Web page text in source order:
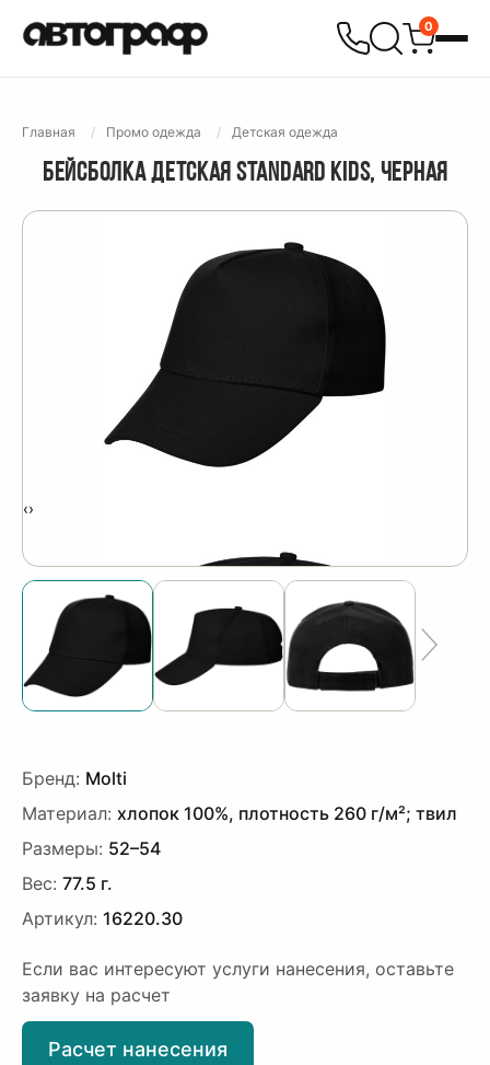
0
Главная Промо одежда Детская одежда
БЕЙСБОЛКА ДЕТСКАЯ STANDARD KIDS, ЧЕРНАЯ
‹›
Бренд: Molti
Материал: хлопок 100%, плотность 260 г/м²; твил
Размеры: 52–54
Вес: 77.5 г.
Артикул: 16220.30
Если вас интересуют услуги нанесения, оставьте
заявку на расчет
Расчет нанесения